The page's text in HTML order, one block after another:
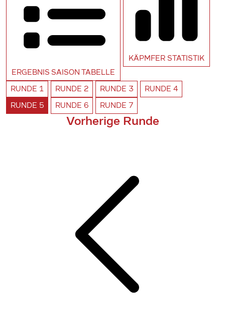
ERGEBNIS SAISON TABELLE
KÄPMFER STATISTIK
RUNDE 1 RUNDE 2 RUNDE 3 RUNDE 4
RUNDE 5 RUNDE 6 RUNDE 7
Vorherige Runde